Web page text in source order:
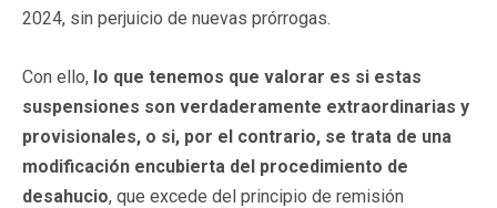
2024, sin perjuicio de nuevas prórrogas.
Con ello, lo que tenemos que valorar es si estas
suspensiones son verdaderamente extraordinarias y
provisionales, o si, por el contrario, se trata de una
modificación encubierta del procedimiento de
desahucio, que excede del principio de remisión